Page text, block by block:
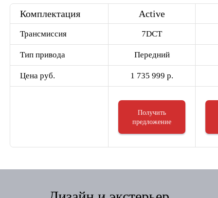
Комплектация Active
Трансмиссия 7DCT
Тип привода Передний
Цена руб. 1 735 999 р.
Получить
предложение